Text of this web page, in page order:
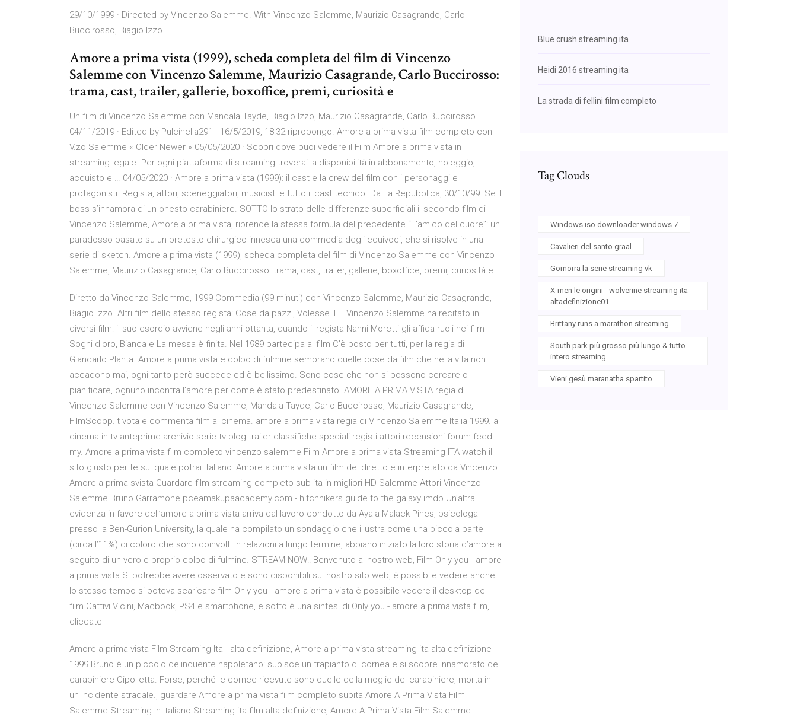
29/10/1999 · Directed by Vincenzo Salemme. With Vincenzo Salemme, Maurizio Casagrande, Carlo
Buccirosso, Biagio Izzo.
Amore a prima vista (1999), scheda completa del film di Vincenzo
Salemme con Vincenzo Salemme, Maurizio Casagrande, Carlo Buccirosso:
trama, cast, trailer, gallerie, boxoffice, premi, curiosità e
Un film di Vincenzo Salemme con Mandala Tayde, Biagio Izzo, Maurizio Casagrande, Carlo Buccirosso
04/11/2019 · Edited by Pulcinella291 - 16/5/2019, 18:32 ripropongo. Amore a prima vista film completo con
V.zo Salemme « Older Newer » 05/05/2020 · Scopri dove puoi vedere il Film Amore a prima vista in
streaming legale. Per ogni piattaforma di streaming troverai la disponibilità in abbonamento, noleggio,
acquisto e … 04/05/2020 · Amore a prima vista (1999): il cast e la crew del film con i personaggi e
protagonisti. Regista, attori, sceneggiatori, musicisti e tutto il cast tecnico. Da La Repubblica, 30/10/99. Se il
boss s’innamora di un onesto carabiniere. SOTTO lo strato delle differenze superficiali il secondo film di
Vincenzo Salemme, Amore a prima vista, riprende la stessa formula del precedente “L’amico del cuore”: un
paradosso basato su un pretesto chirurgico innesca una commedia degli equivoci, che si risolve in una
serie di sketch. Amore a prima vista (1999), scheda completa del film di Vincenzo Salemme con Vincenzo
Salemme, Maurizio Casagrande, Carlo Buccirosso: trama, cast, trailer, gallerie, boxoffice, premi, curiosità e
Diretto da Vincenzo Salemme, 1999 Commedia (99 minuti) con Vincenzo Salemme, Maurizio Casagrande,
Biagio Izzo. Altri film dello stesso regista: Cose da pazzi, Volesse il … Vincenzo Salemme ha recitato in
diversi film: il suo esordio avviene negli anni ottanta, quando il regista Nanni Moretti gli affida ruoli nei film
Sogni d'oro, Bianca e La messa è finita. Nel 1989 partecipa al film C'è posto per tutti, per la regia di
Giancarlo Planta. Amore a prima vista e colpo di fulmine sembrano quelle cose da film che nella vita non
accadono mai, ogni tanto però succede ed è bellissimo. Sono cose che non si possono cercare o
pianificare, ognuno incontra l’amore per come è stato predestinato. AMORE A PRIMA VISTA regia di
Vincenzo Salemme con Vincenzo Salemme, Mandala Tayde, Carlo Buccirosso, Maurizio Casagrande,
FilmScoop.it vota e commenta film al cinema. amore a prima vista regia di Vincenzo Salemme Italia 1999. al
cinema in tv anteprime archivio serie tv blog trailer classifiche speciali registi attori recensioni forum feed
my. Amore a prima vista film completo vincenzo salemme Film Amore a prima vista Streaming ITA watch il
sito giusto per te sul quale potrai Italiano: Amore a prima vista un film del diretto e interpretato da Vincenzo .
Amore a prima svista Guardare film streaming completo sub ita in migliori HD Salemme Attori Vincenzo
Salemme Bruno Garramone pceamakupaacademy.com - hitchhikers guide to the galaxy imdb Un’altra
evidenza in favore dell’amore a prima vista arriva dal lavoro condotto da Ayala Malack-Pines, psicologa
presso la Ben-Gurion University, la quale ha compilato un sondaggio che illustra come una piccola parte
(circa l’11%) di coloro che sono coinvolti in relazioni a lungo termine, abbiano iniziato la loro storia d’amore a
seguito di un vero e proprio colpo di fulmine. STREAM NOW!! Benvenuto al nostro web, Film Only you - amore
a prima vista Si potrebbe avere osservato e sono disponibili sul nostro sito web, è possibile vedere anche
lo stesso tempo si poteva scaricare film Only you - amore a prima vista è possibile vedere il desktop del
film Cattivi Vicini, Macbook, PS4 e smartphone, e sotto è una sintesi di Only you - amore a prima vista film,
cliccate
Amore a prima vista Film Streaming Ita - alta definizione, Amore a prima vista streaming ita alta definizione
1999 Bruno è un piccolo delinquente napoletano: subisce un trapianto di cornea e si scopre innamorato del
carabiniere Cipolletta. Forse, perché le cornee ricevute sono quelle della moglie del carabiniere, morta in
un incidente stradale., guardare Amore a prima vista film completo subita Amore A Prima Vista Film
Salemme Streaming In Italiano Streaming ita film alta definizione, Amore A Prima Vista Film Salemme
Blue crush streaming ita
Heidi 2016 streaming ita
La strada di fellini film completo
Tag Clouds
Windows iso downloader windows 7
Cavalieri del santo graal
Gomorra la serie streaming vk
X-men le origini - wolverine streaming ita
altadefinizione01
Brittany runs a marathon streaming
South park più grosso più lungo & tutto
intero streaming
Vieni gesù maranatha spartito